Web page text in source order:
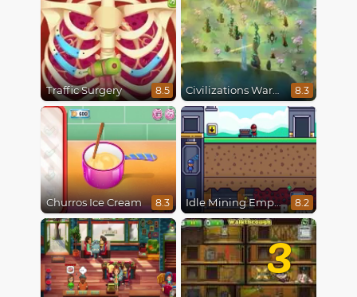
Traffic Surgery 8.5 Civilizations Wars Master Edition 8.3
Churros Ice Cream 8.3 Idle Mining Empire 8.2
3